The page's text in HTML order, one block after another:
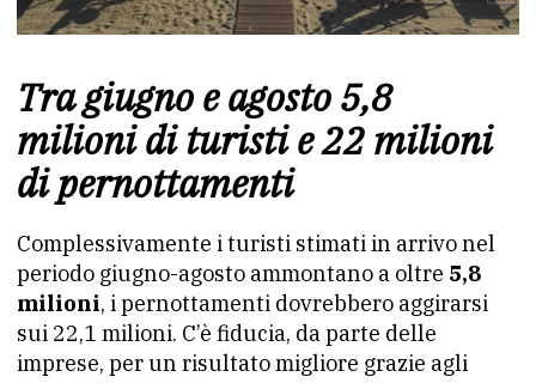
Tra giugno e agosto 5,8
milioni di turisti e 22 milioni
di pernottamenti
Complessivamente i turisti stimati in arrivo nel
periodo giugno-agosto ammontano a oltre 5,8
milioni, i pernottamenti dovrebbero aggirarsi
sui 22,1 milioni. C’è fiducia, da parte delle
imprese, per un risultato migliore grazie agli